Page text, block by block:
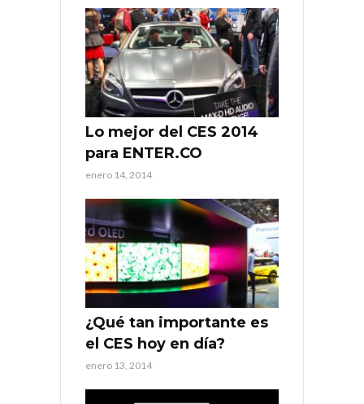
Lo mejor del CES 2014
para ENTER.CO
enero 14, 2014
¿Qué tan importante es
el CES hoy en día?
enero 13, 2014